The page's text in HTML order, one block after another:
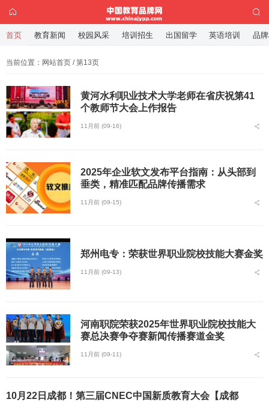
当前位置： 网站首页 / 第13页
黄河水利职业技术大学老师在省庆祝第41
个教师节大会上作报告
11月前 (09-16)
2025年企业软文发布平台指南：从头部到
垂类，精准匹配品牌传播需求
11月前 (09-15)
郑州电专：荣获世界职业院校技能大赛金奖
11月前 (09-13)
河南职院荣获2025年世界职业院校技能大
赛总决赛争夺赛新闻传播赛道金奖
11月前 (09-11)
10月22日成都！第三届CNEC中国新质教育大会【成都
首页 教育新闻 校园风采 培训招生 出国留学 英语培训 品